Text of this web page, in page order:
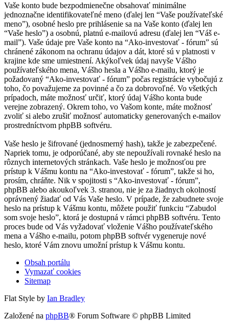
Vaše konto bude bezpodmienečne obsahovať minimálne
jednoznačne identifikovateľné meno (ďalej len “Vaše používateľské
meno”), osobné heslo pre prihlásenie sa na Vaše konto (ďalej len
“Vaše heslo”) a osobnú, platnú e-mailovú adresu (ďalej len “Váš e-
mail”). Vaše údaje pre Vaše konto na “Ako-investovať - fórum” sú
chránené zákonom na ochranu údajov a dát, ktoré sú v platnosti v
krajine kde sme umiestnení. Akýkoľvek údaj navyše Vášho
používateľského mena, Vášho hesla a Vášho e-mailu, ktorý je
požadovaný “Ako-investovať - fórum” počas registrácie vybočujú z
toho, čo považujeme za povinné a čo za dobrovoľné. Vo všetkých
prípadoch, máte možnosť určiť, ktorý údaj Vášho konta bude
verejne zobrazený. Okrem toho, vo Vašom konte, máte možnosť
zvoliť si alebo zrušiť možnosť automaticky generovaných e-mailov
prostredníctvom phpBB softvéru.
Vaše heslo je šifrované (jednosmerný hash), takže je zabezpečené.
Napriek tomu, je odporúčané, aby ste nepoužívali rovnaké heslo na
rôznych internetových stránkach. Vaše heslo je možnosťou pre
prístup k Vášmu kontu na “Ako-investovať - fórum”, takže si ho,
prosím, chráňte. Nik v spojitosti s “Ako-investovať - fórum”,
phpBB alebo akoukoľvek 3. stranou, nie je za žiadnych okolností
oprávnený žiadať od Vás Vaše heslo. V prípade, že zabudnete svoje
heslo na prístup k Vášmu kontu, môžete použiť funkciu “Zabudol
som svoje heslo”, ktorá je dostupná v rámci phpBB softvéru. Tento
proces bude od Vás vyžadovať vloženie Vášho používateľského
mena a Vášho e-mailu, potom phpBB softvér vygeneruje nové
heslo, ktoré Vám znovu umožní prístup k Vášmu kontu.
Obsah portálu
Vymazať cookies
Sitemap
Flat Style by Ian Bradley
Založené na phpBB® Forum Software © phpBB Limited